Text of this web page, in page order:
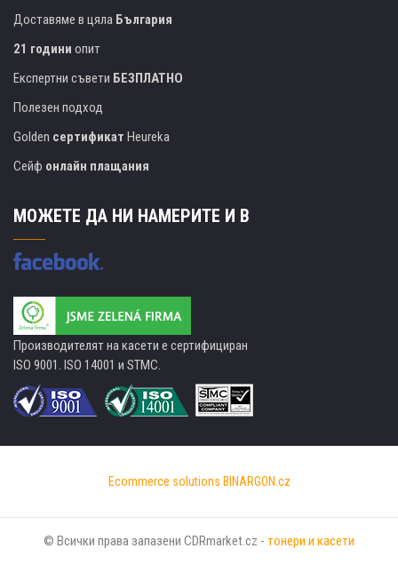
Доставяме в цяла България
21 години опит
Експертни съвети БЕЗПЛАТНО
Полезен подход
Golden сертификат Heureka
Сейф онлайн плащания
МОЖЕТЕ ДА НИ НАМЕРИТЕ И В
Производителят на касети е сертифициран
ISO 9001. ISO 14001 и STMC.
Ecommerce solutions BINARGON.cz
© Всички права запазени CDRmarket.cz - тонери и касети